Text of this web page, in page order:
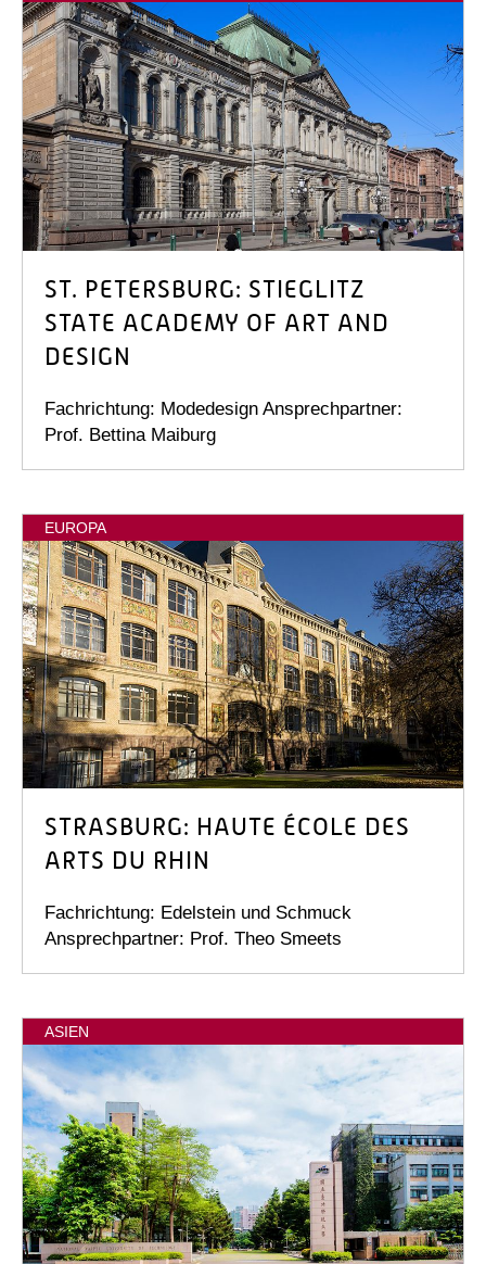
ST. PETERSBURG: STIEGLITZ
STATE ACADEMY OF ART AND
DESIGN
Fachrichtung: Modedesign Ansprechpartner:
Prof. Bettina Maiburg
EUROPA
STRASBURG: HAUTE ÉCOLE DES
ARTS DU RHIN
Fachrichtung: Edelstein und Schmuck
Ansprechpartner: Prof. Theo Smeets
ASIEN